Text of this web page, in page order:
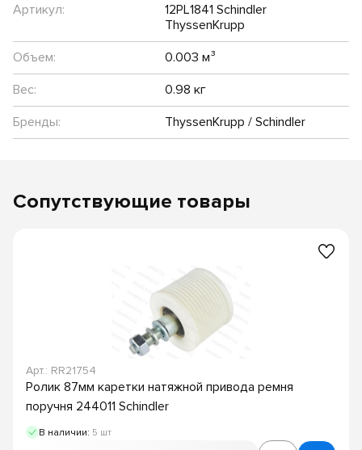
Артикул:
12PL1841 Schindler
ThyssenKrupp
Объем:
0.003 м³
Вес:
0.98 кг
Бренды:
ThyssenKrupp / Schindler
Сопутствующие товары
Арт.: RR21754
Ролик 87мм каретки натяжной привода ремня
поручня 244011 Schindler
В наличии: 5 шт